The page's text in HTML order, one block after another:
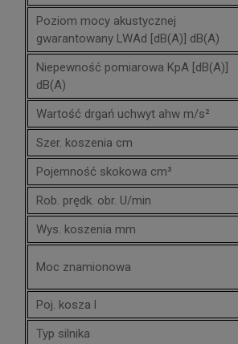
Poziom mocy akustycznej
gwarantowany LWAd [dB(A)] dB(A)
Niepewność pomiarowa KpA [dB(A)]
dB(A)
Wartość drgań uchwyt ahw m/s²
Szer. koszenia cm
Pojemność skokowa cm³
Rob. prędk. obr. U/min
Wys. koszenia mm
Moc znamionowa
Poj. kosza l
Typ silnika